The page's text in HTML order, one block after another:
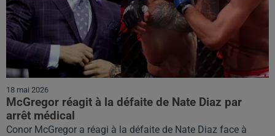
18 mai 2026
McGregor réagit à la défaite de Nate Diaz par
arrêt médical
Conor McGregor a réagi à la défaite de Nate Diaz face à